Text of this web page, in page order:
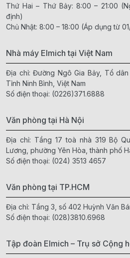
Thứ Hai – Thứ Bảy: 8:00 – 21:00
định)
Chủ Nhật: 8:00 – 18:00 (Áp dụng từ
Nhà máy Elmich tại Việt Nam
Địa chỉ: Đường Ngô Gia Bảy, Tổ
Tỉnh Ninh Bình, Việt Nam
Số điện thoại: (0226)371.6888
Văn phòng tại Hà Nội
Địa chỉ: Tầng 17 toà nhà 319 Bộ
Lương, phường Yên Hòa, thành phố
Số điện thoại: (024) 3513 4657
Văn phòng tại TP.HCM
Địa chỉ: Tầng 3, số 402 Huỳnh Văn
Số điện thoại: (028)3810.6968
Tập đoàn Elmich – Trụ sở Cộng